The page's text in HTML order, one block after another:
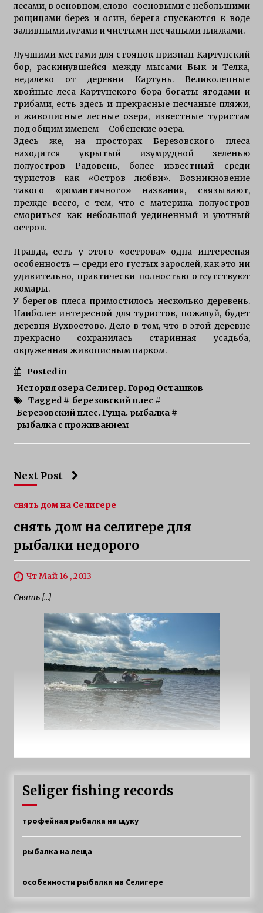
особенности ловли щуки тролингом на
15 лет ago
лесами, в основном, елово-сосновыми с небольшими
рощицами берез и осин, берега спускаются к воде
заливными лугами и чистыми песчаными пляжами.
Лучшими местами для стоянок признан Картунский
бор, раскинувшейся между мысами Бык и Телка,
недалеко от деревни Картунь. Великолепные
хвойные леса Картунского бора богаты ягодами и
грибами, есть здесь и прекрасные песчаные пляжи,
и живописные лесные озера, известные туристам
под общим именем – Собенские озера.
Здесь же, на просторах Березовского плеса
находится укрытый изумрудной зеленью
полуостров Радовень, более известный среди
туристов как «Остров любви». Возникновение
такого «романтичного» названия, связывают,
прежде всего, с тем, что с материка полуостров
смориться как небольшой уединенный и уютный
остров.
Правда, есть у этого «острова» одна интересная
особенность – среди его густых зарослей, как это ни
удивительно, практически полностью отсутствуют
комары.
У берегов плеса примостилось несколько деревень.
Наиболее интересной для туристов, пожалуй, будет
деревня Бухвостово. Дело в том, что в этой деревне
прекрасно сохранилась старинная усадьба,
окруженная живописным парком.
Posted in
История озера Селигер. Город Осташков
Tagged # березовский плес #
Березовский плес. Гуща. рыбалка#
рыбалка с проживанием
Next Post
снять дом на Селигере
снять дом на селигере для
рыбалки недорого
Чт Май 16 , 2013
Снять […]
Seliger fishing records
трофейная рыбалка на щуку
рыбалка на леща
особенности рыбалки на Селигере